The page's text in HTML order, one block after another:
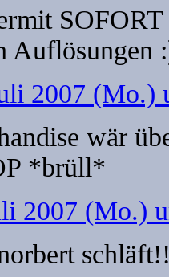
Auflösungen
2007 (Mo.)
wär
*brüll*
2007 (Mo.)